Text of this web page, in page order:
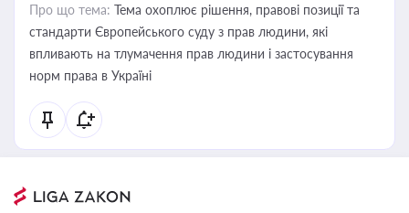
Про що тема: Тема охоплює рішення, правові позиції та
стандарти Європейського суду з прав людини, які
впливають на тлумачення прав людини і застосування
норм права в Україні